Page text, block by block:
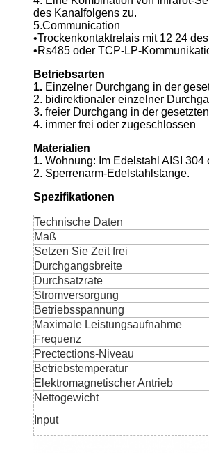
des Kanalfolgens zu.
5.Communication
•Trockenkontaktrelais mit 12 24
•Rs485 oder TCP-LP-
Betriebsarten
1. Einzelner Durchgang in der
2. bidirektionaler einzelner
3. freier Durchgang in der
4. immer frei oder zugeschlossen
Materialien
1. Wohnung: Im Edelstahl AISI 304
2. Sperrenarm-Edelstahlstange.
Spezifikationen
Technische Daten
Maß
Setzen Sie Zeit frei
Durchgangsbreite
Durchsatzrate
Stromversorgung
Betriebsspannung
Maximale Leistungsaufnahme
Frequenz
Prectections-Niveau
Betriebstemperatur
Elektromagnetischer Antrieb
Nettogewicht
Input